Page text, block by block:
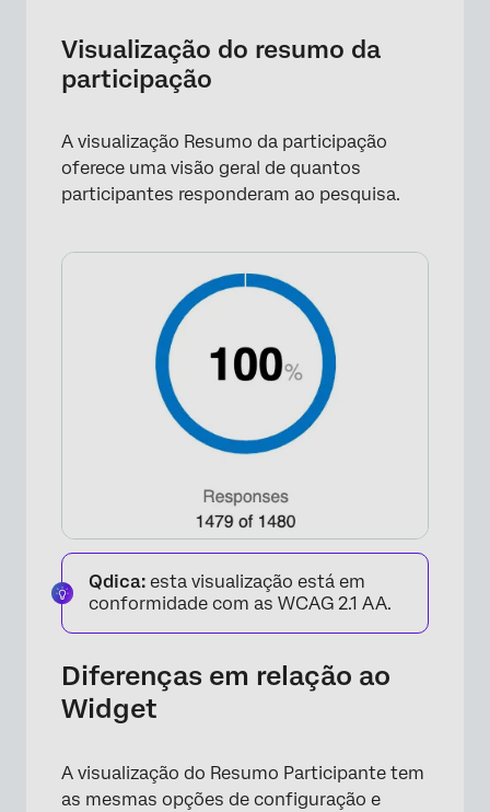
×
Visualização do resumo da
participação
A visualização Resumo da participação
oferece uma visão geral de quantos
participantes responderam ao pesquisa.
Qdica: esta visualização está em
conformidade com as WCAG 2.1 AA.
Diferenças em relação ao
Widget
A visualização do Resumo Participante tem
as mesmas opções de configuração e